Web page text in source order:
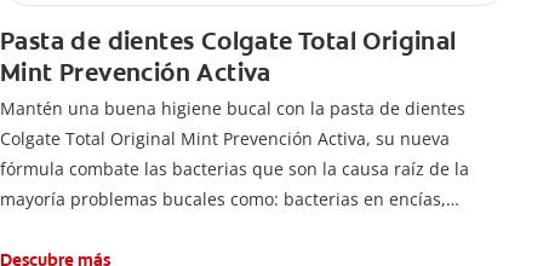
Pasta de dientes Colgate Total Original
Mint Prevención Activa
Mantén una buena higiene bucal con la pasta de dientes
Colgate Total Original Mint Prevención Activa, su nueva
fórmula combate las bacterias que son la causa raíz de la
mayoría problemas bucales como: bacterias en encías,
caries.
Descubre más